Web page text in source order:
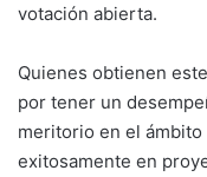
votación abierta.
Quienes obtienen
por tener un
meritorio en el
exitosamente en